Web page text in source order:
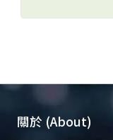
關於 (About)